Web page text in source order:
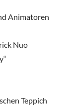
Animatoren
Nuo
Teppich